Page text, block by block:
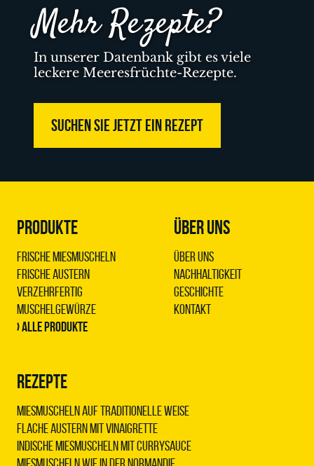
Mehr Rezepte?
In unserer Datenbank gibt es viele
leckere Meeresfrüchte-Rezepte.
SUCHEN SIE JETZT EIN REZEPT
PRODUKTE
Frische Miesmuscheln
Frische Austern
Verzehrfertig
Muschelgewürze
› Alle Produkte
REZEPTE
Miesmuscheln auf traditionelle Weise
Flache Austern mit Vinaigrette
Indische Miesmuscheln mit Currysauce
ÜBER UNS
Über uns
Nachhaltigkeit
Geschichte
Kontakt